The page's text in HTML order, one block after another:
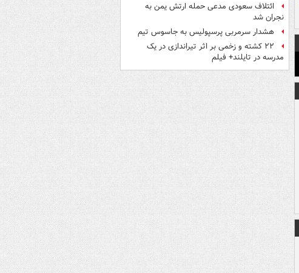
ائتلاف سعودی مدعی حمله ارتش یمن به
نجران شد
هشدار سرمربی پرسپولیس به جاسوس تیم
۲۲ کشته و زخمی بر اثر تیراندازی در یک
مدرسه در تایلند+ فیلم